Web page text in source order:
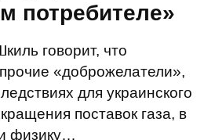
потребителе»
говорит, что
«доброжелатели»,
для украинского
поставок газа, в
физику…